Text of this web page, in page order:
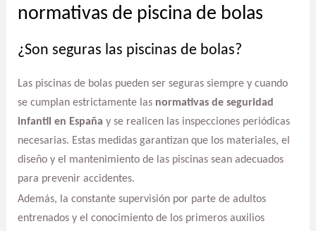
normativas de piscina de bolas
¿Son seguras las piscinas de bolas?
Las piscinas de bolas pueden ser seguras siempre y cuando
se cumplan estrictamente las normativas de seguridad
infantil en España y se realicen las inspecciones periódicas
necesarias. Estas medidas garantizan que los materiales, el
diseño y el mantenimiento de las piscinas sean adecuados
para prevenir accidentes.
Además, la constante supervisión por parte de adultos
entrenados y el conocimiento de los primeros auxilios